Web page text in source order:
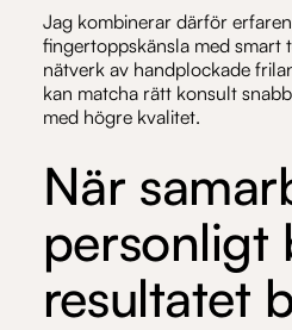
Jag kombinerar därför
fingertoppskänsla med smart
nätverk av handplockade
kan matcha rätt konsult
med högre kvalitet.
När
personligt
resultatet